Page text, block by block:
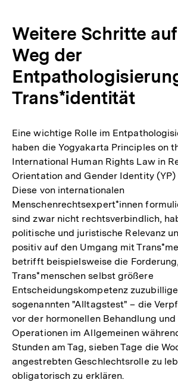
Weitere Schritte
Weg der
Trans*identität
Eine wichtige Rolle im
haben die Yogyakarta Principles on
International Human Rights Law in
Orientation and Gender Identity
Diese von internationalen
Menschenrechtsexpert*innen
sind zwar nicht rechtsverbindlich,
politische und juristische Relevanz
positiv auf den Umgang mit
betrifft beispielsweise die Forderung,
Trans*menschen selbst größere
Entscheidungskompetenz
sogenannten "Alltagstest" – die
vor der hormonellen Behandlung
Operationen im Allgemeinen
Stunden am Tag, sieben Tage die
angestrebten Geschlechtsrolle zu
obligatorisch zu erklären.